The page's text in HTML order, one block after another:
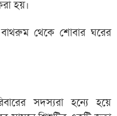
হয়।
থেকে শোবার ঘরের
সদস্যরা হন্যে হয়ে